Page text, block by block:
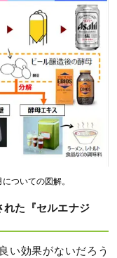
ついての図解。
れた『セルエナジ
い効果がないだろう